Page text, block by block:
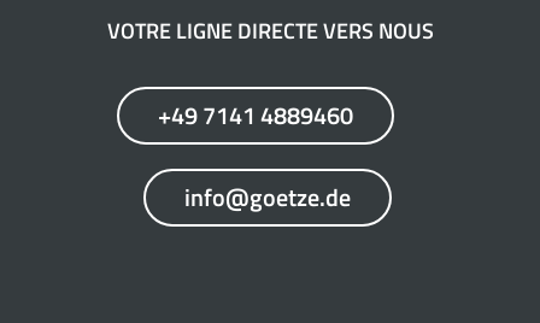
VOTRE LIGNE DIRECTE VERS NOUS
+49 7141 4889460
info@goetze.de